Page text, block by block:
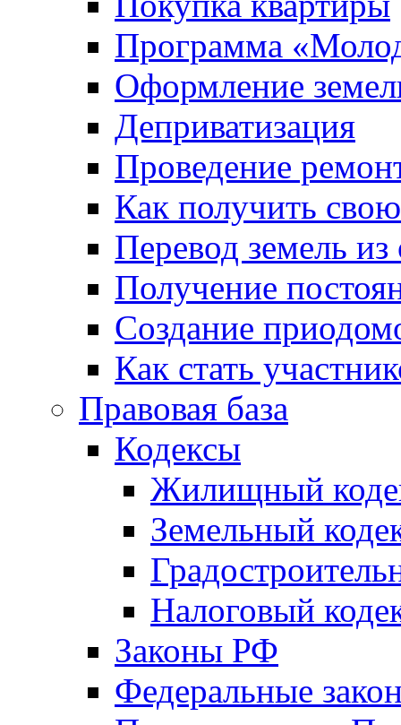
Программа
Оформление
Деприватизация
Проведение
Как получить
Перевод земель
Получение
Создание
Как стать
Правовая база
Кодексы
Жилищный
Земельный
Налоговый
Законы РФ
Федеральные